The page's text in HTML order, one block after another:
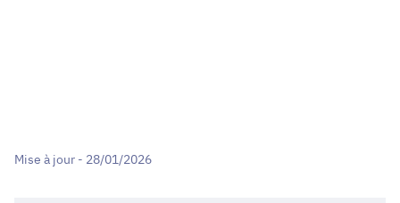
Mise à jour - 28/01/2026